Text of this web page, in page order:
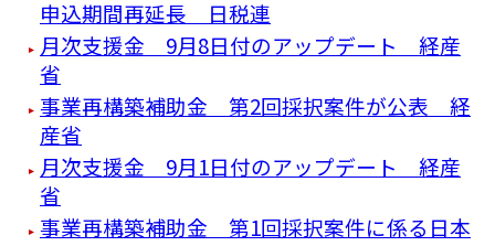
申込期間再延長 日税連
月次支援金 9月8日付のアップデート 経産
省
事業再構築補助金 第2回採択案件が公表 経
産省
月次支援金 9月1日付のアップデート 経産
省
事業再構築補助金 第1回採択案件に係る日本